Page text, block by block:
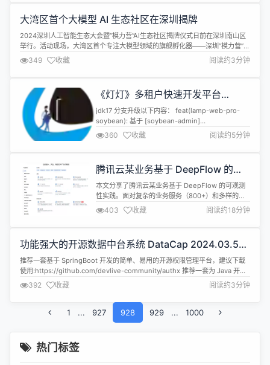
请求流程及交互细节，整体提升开发管理效率。除此
中的使用体验。 新增功能点 DevOps： 支持从任
务、需求、Bug创建...
大湾区首个大模型 AI 生态社区在深圳揭牌
2024深圳人工智能生态大会暨“模力营”AI生态社区揭牌仪式日前在深圳南山区
举行。活动现场，大湾区首个专注大模型领域的旗舰孵化器——深圳“模力营”AI
生态社区揭牌，首批11家人工智能企业签约入驻“模力营”。 深圳“模力营”AI生态
社区是粤港澳大湾区首个垂直领域大模型生态系统，专注于构建集创新资源与
高阶服务为一体的生态服务平台。 为此，深圳“模力营”汇聚AI应...
349 收藏 阅读约3分钟
《灯灯》多租户快速开发平台
4.19.0-java17-beta.1 版本发布，抢
先体验新版UI
jdk17 分支升级以下内容： feat(lamp-web-pro-
soybean): 基于 [soybean-admin]
(https://github.com/soybeanjs/soybean-
admin)、[fast-crud](https://github.com/fast-
crud/fast-crud) 封装的全新前端，功能已完成
360 收藏 阅读约5分钟
腾讯云某业务基于 DeepFlow 的可
观测性实践
本文分享了腾讯云某业务基于 DeepFlow 的可观测
性实践。面对复杂的业务服务（800+）和多样的编
程语言，腾讯云某业务团队选择了 DeepFlow 作为
跨语言、无侵入的可观测技术。与其他技术（如
Hubble 和 Pixie）相比，DeepFlow 在数据指标、
择。引入 DeepFlow 后，腾讯云通过与现有系...
403 收藏 阅读约18分钟
功能强大的开源数据中台系统 DataCap 2024.03.5
发布
推荐一套基于 SpringBoot 开发的简单、易用的开源权限管理平台，建议下载
使用:https://github.com/devlive-community/authx 推荐一套为 Java 开发
人员提供方便易用的 SDK 来与目前提供服务的的 Open AI 进行交互组件：
https://github.com/devlive-community/open...
392 收藏 阅读约3分钟
1 ... 927 928 929 ... 1000
热门标签